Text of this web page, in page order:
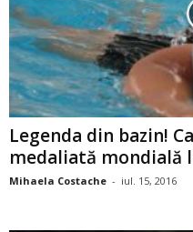
Legenda din bazin!
medaliată mondială
Mihaela Costache - iul. 15, 2016